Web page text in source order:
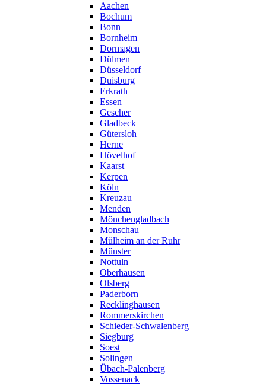
Aachen
Bochum
Bonn
Bornheim
Dormagen
Dülmen
Düsseldorf
Duisburg
Erkrath
Essen
Gescher
Gladbeck
Gütersloh
Herne
Hövelhof
Kaarst
Kerpen
Köln
Kreuzau
Menden
Mönchengladbach
Monschau
Mülheim an der Ruhr
Münster
Nottuln
Oberhausen
Olsberg
Paderborn
Recklinghausen
Rommerskirchen
Schieder-Schwalenberg
Siegburg
Soest
Solingen
Übach-Palenberg
Vossenack